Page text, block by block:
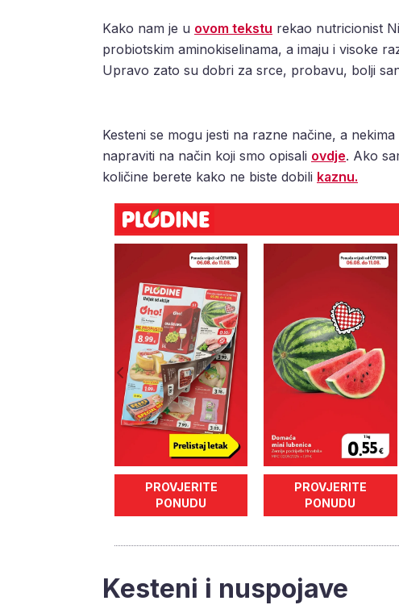
Kako nam je u ovom tekstu rekao nutricionist
probiotskim aminokiselinama, a imaju i visoke
Upravo zato su dobri za srce, probavu, bolji
Kesteni se mogu jesti na razne načine, a
napraviti na način koji smo opisali ovdje. Ako
količine berete kako ne biste dobili kaznu.
PROVJERITE
PONUDU
PROVJERITE
PONUDU
Kesteni i nuspojave